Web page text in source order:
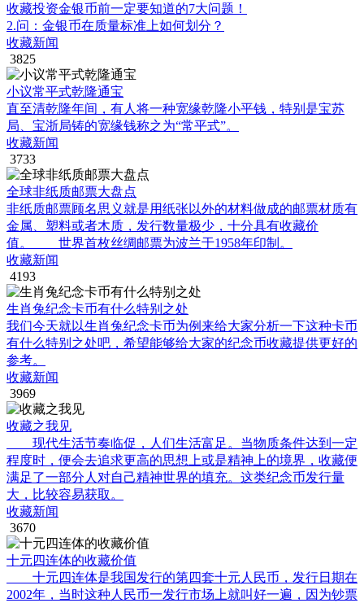
收藏投资金银币前一定要知道的7大问题！
2.问：金银币在质量标准上如何划分？
收藏新闻
3825
小议常平式乾隆通宝
直至清乾隆年间，有人将一种宽缘乾隆小平钱，特别是宝苏
局、宝浙局铸的宽缘钱称之为“常平式”。
收藏新闻
3733
全球非纸质邮票大盘点
非纸质邮票顾名思义就是用纸张以外的材料做成的邮票材质有
金属、塑料或者木质，发行数量极少，十分具有收藏价
值。 世界首枚丝绸邮票为波兰于1958年印制。
收藏新闻
4193
生肖兔纪念卡币有什么特别之处
我们今天就以生肖兔纪念卡币为例来给大家分析一下这种卡币
有什么特别之处吧，希望能够给大家的纪念币收藏提供更好的
参考。
收藏新闻
3969
收藏之我见
现代生活节奏临促，人们生活富足。当物质条件达到一定
程度时，便会去追求更高的思想上或是精神上的境界，收藏便
满足了一部分人对自己精神世界的填充。这类纪念币发行量
大，比较容易获取。
收藏新闻
3670
十元四连体的收藏价值
十元四连体是我国发行的第四套十元人民币，发行日期在
2002年，当时这种人民币一发行市场上就叫好一遍，因为钞票